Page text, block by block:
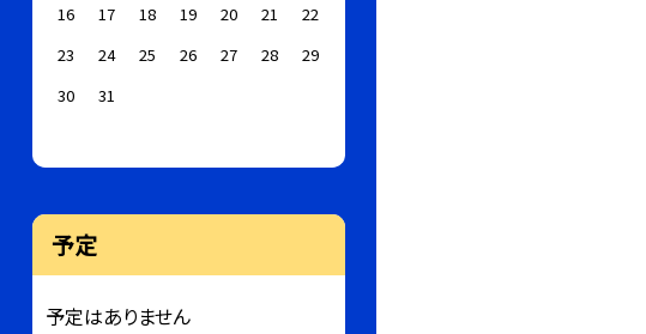
16
17 18 19 20 21
22
23
24 25 26 27 28
29
30
31
予定
予定はありません